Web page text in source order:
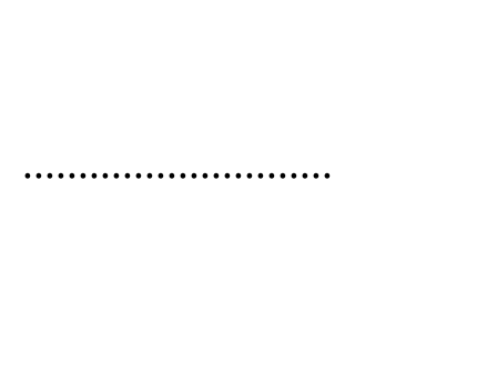
............................